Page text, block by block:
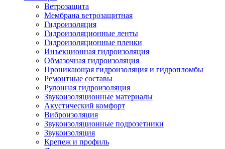
Ветрозащита
Мембрана ветрозащитная
Гидроизоляция
Гидроизоляционные ленты
Гидроизоляционные пленки
Инъекционная гидроизоляция
Обмазочная гидроизоляция
Проникающая гидроизоляция и гидропломбы
Ремонтные составы
Рулонная гидроизоляция
Звукоизоляционные материалы
Акустический комфорт
Виброизоляция
Звукоизоляционные подрозетники
Звукоизоляция
Крепеж и профиль